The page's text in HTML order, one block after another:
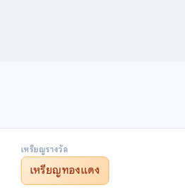
เหรียญรางวัล
เหรียญทองแดง